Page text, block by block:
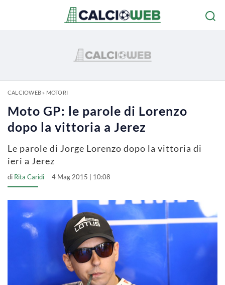
CALCIOWEB» MOTORI
Moto GP: le parole di Lorenzo
dopo la vittoria a Jerez
Le parole di Jorge Lorenzo dopo la vittoria di
ieri a Jerez
di Rita Caridi 4 Mag 2015 | 10:08